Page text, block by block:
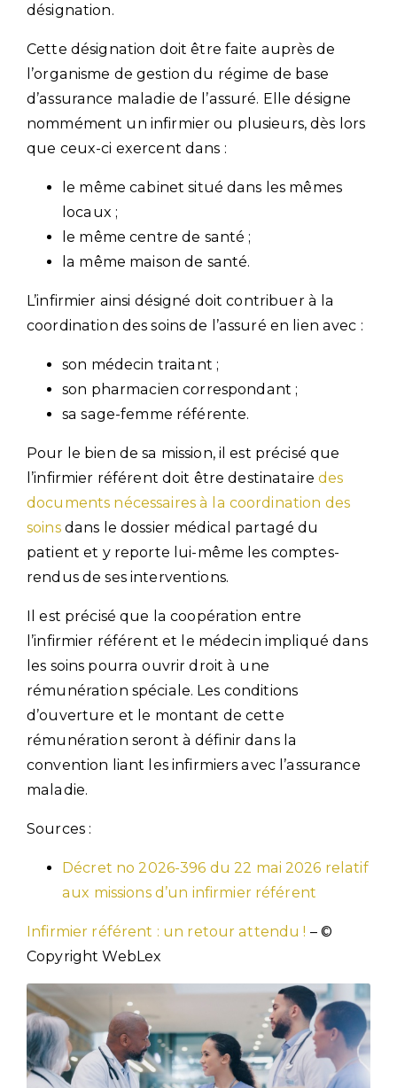
désignation.
Cette désignation doit être faite auprès de
l’organisme de gestion du régime de base
d’assurance maladie de l’assuré. Elle désigne
nommément un infirmier ou plusieurs, dès lors
que ceux-ci exercent dans :
le même cabinet situé dans les mêmes
locaux ;
le même centre de santé ;
la même maison de santé.
L’infirmier ainsi désigné doit contribuer à la
coordination des soins de l’assuré en lien avec :
son médecin traitant ;
son pharmacien correspondant ;
sa sage-femme référente.
Pour le bien de sa mission, il est précisé que
l’infirmier référent doit être destinataire des
documents nécessaires à la coordination des
soinsdans le dossier médical partagé du
patient et y reporte lui-même les comptes-
rendus de ses interventions.
Il est précisé que la coopération entre
l’infirmier référent et le médecin impliqué dans
les soins pourra ouvrir droit à une
rémunération spéciale. Les conditions
d’ouverture et le montant de cette
rémunération seront à définir dans la
convention liant les infirmiers avec l’assurance
maladie.
Sources :
Décret no 2026-396 du 22 mai 2026 relatif
aux missions d’un infirmier référent
Infirmier référent : un retour attendu ! – ©
Copyright WebLex